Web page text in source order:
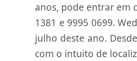
anos, pode entrar em
1381 e 9995 0699.
julho deste ano.
com o intuito de